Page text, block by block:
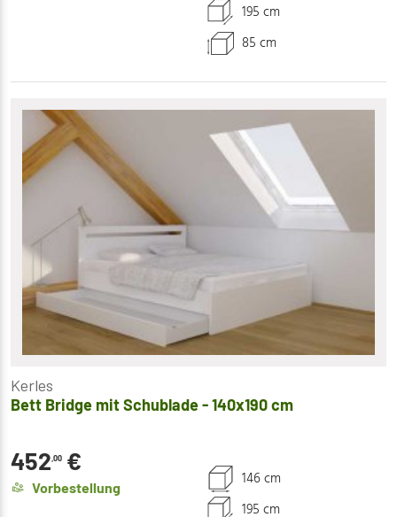
195 cm
85 cm
Kerles
Bett Bridge mit Schublade - 140x190 cm
452,00 €
Vorbestellung
146 cm
195 cm